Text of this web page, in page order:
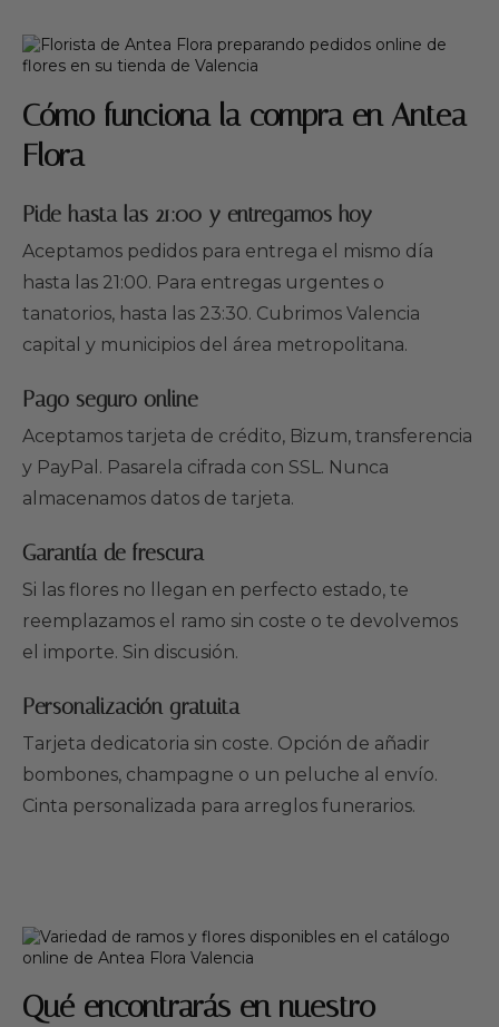
Cómo funciona la compra en Antea
Flora
Pide hasta las 21:00 y entregamos hoy
Aceptamos pedidos para entrega el mismo día
hasta las 21:00. Para entregas urgentes o
tanatorios, hasta las 23:30. Cubrimos Valencia
capital y municipios del área metropolitana.
Pago seguro online
Aceptamos tarjeta de crédito, Bizum, transferencia
y PayPal. Pasarela cifrada con SSL. Nunca
almacenamos datos de tarjeta.
Garantía de frescura
Si las flores no llegan en perfecto estado, te
reemplazamos el ramo sin coste o te devolvemos
el importe. Sin discusión.
Personalización gratuita
Tarjeta dedicatoria sin coste. Opción de añadir
bombones, champagne o un peluche al envío.
Cinta personalizada para arreglos funerarios.
Qué encontrarás en nuestro